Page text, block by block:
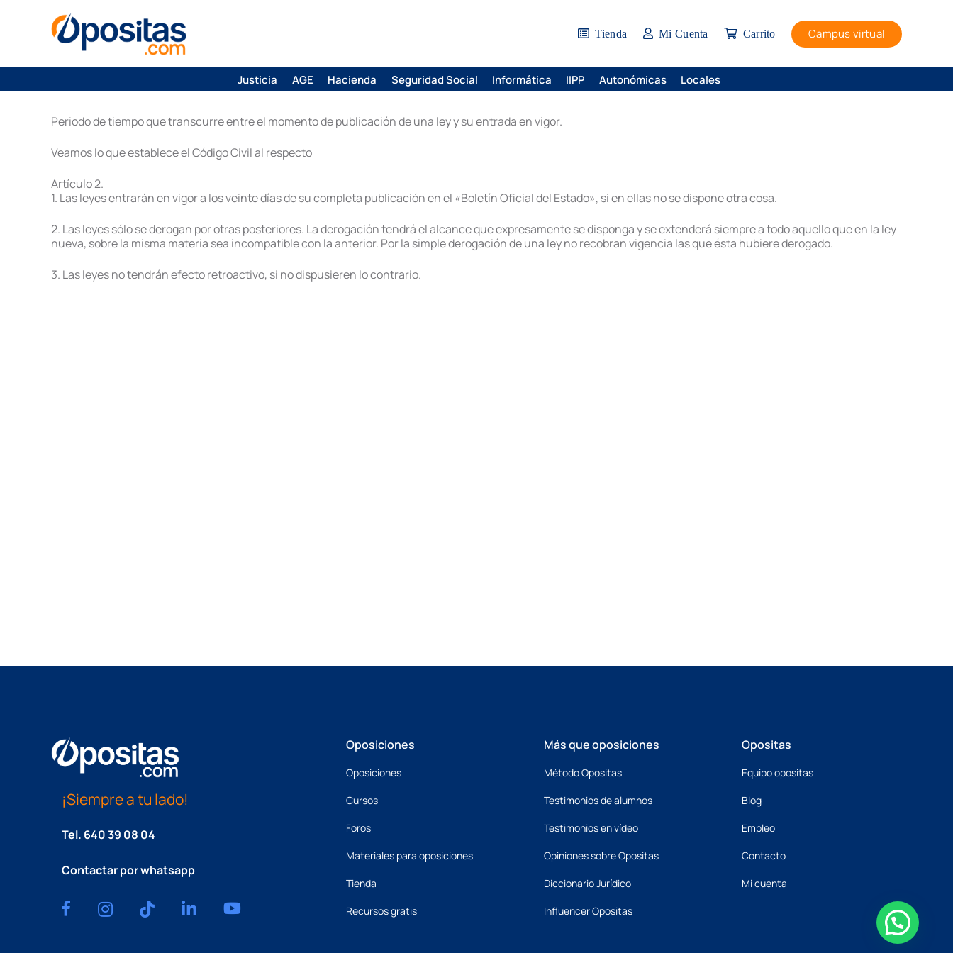
Tienda Mi Cuenta Carrito Campus virtual
Justicia AGE Hacienda Seguridad Social Informática IIPP Autonómicas Locales
Periodo de tiempo que transcurre entre el momento de publicación de una ley y su entrada en vigor.
Veamos lo que establece el Código Civil al respecto
Artículo 2.
1. Las leyes entrarán en vigor a los veinte días de su completa publicación en el «Boletín Oficial del Estado», si en ellas no se dispone otra cosa.
2. Las leyes sólo se derogan por otras posteriores. La derogación tendrá el alcance que expresamente se disponga y se extenderá siempre a todo aquello que en la ley
nueva, sobre la misma materia sea incompatible con la anterior. Por la simple derogación de una ley no recobran vigencia las que ésta hubiere derogado.
3. Las leyes no tendrán efecto retroactivo, si no dispusieren lo contrario.
¡Siempre a tu lado!
Tel. 640 39 08 04
Contactar por whatsapp
Oposiciones
Oposiciones
Cursos
Foros
Materiales para oposiciones
Tienda
Recursos gratis
Más que oposiciones
Método Opositas
Testimonios de alumnos
Testimonios en vídeo
Opiniones sobre Opositas
Diccionario Jurídico
Influencer Opositas
Opositas
Equipo opositas
Blog
Empleo
Contacto
Mi cuenta